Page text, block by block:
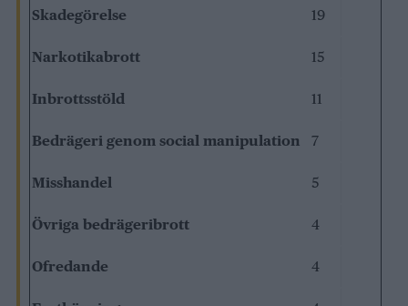
Skadegörelse 19
Narkotikabrott 15
Inbrottsstöld 11
Bedrägeri genom social manipulation 7
Misshandel 5
Övriga bedrägeribrott 4
Ofredande 4